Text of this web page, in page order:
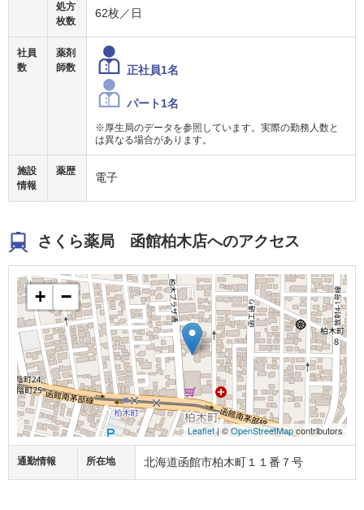
処方
枚数
62枚／日
社員
数
薬剤
師数
正社員1名
パート1名
※厚生局のデータを参照しています。実際の勤務人数と
は異なる場合があります。
施設
情報
薬歴 電子
さくら薬局 函館柏木店へのアクセス
+ −
Leaflet| ©OpenStreetMapcontributors
通勤情報 所在地 北海道函館市柏木町１１番７号